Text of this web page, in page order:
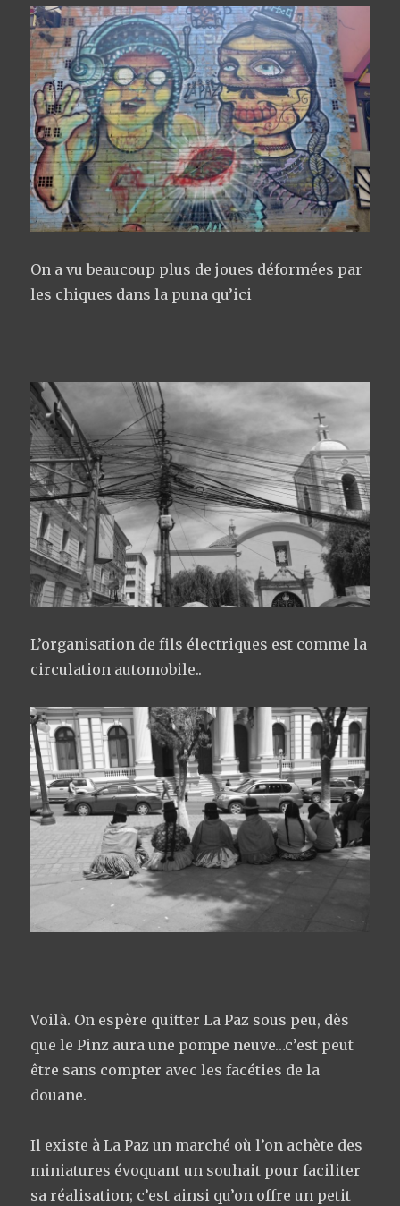
On a vu beaucoup plus de joues déformées par
les chiques dans la puna qu’ici
L’organisation de fils électriques est comme la
circulation automobile..
Voilà. On espère quitter La Paz sous peu, dès
que le Pinz aura une pompe neuve…c’est peut
être sans compter avec les facéties de la
douane.
Il existe à La Paz un marché où l’on achète des
miniatures évoquant un souhait pour faciliter
sa réalisation; c’est ainsi qu’on offre un petit